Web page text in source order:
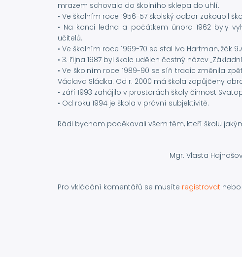
mrazem schovalo do školního sklepa do uhlí.
• Ve školním roce 1956-57 školský odbor zakoupil
• Na konci ledna a počátkem února 1962 byly
učitelů.
• Ve školním roce 1969-70 se stal Ivo Hartman, žák
• 3. října 1987 byl škole udělen čestný název
• Ve školním roce 1989-90 se síň tradic změnila
Václava Sládka. Od r. 2000 má škola zapůjčeny
• září 1993 zahájilo v prostorách školy činnost
• Od roku 1994 je škola v právní subjektivitě.
Rádi bychom poděkovali všem těm, kteří školu
Mgr. Vlasta
Pro vkládání komentářů se musíte registrovat nebo